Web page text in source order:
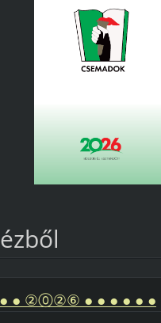
● ● ②⓪②⑥ ● ● ● ● ● ●